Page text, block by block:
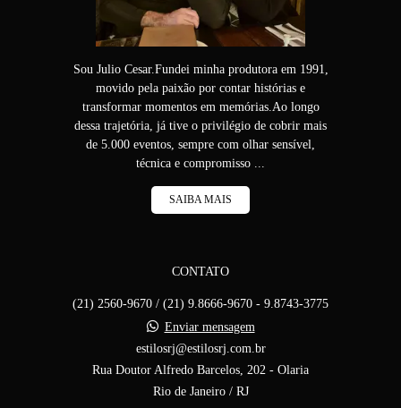
Sou Julio Cesar.Fundei minha produtora em 1991,
movido pela paixão por contar histórias e
transformar momentos em memórias.Ao longo
dessa trajetória, já tive o privilégio de cobrir mais
de 5.000 eventos, sempre com olhar sensível,
técnica e compromisso ...
SAIBA MAIS
CONTATO
(21) 2560-9670 / (21) 9.8666-9670 - 9.8743-3775
Enviar mensagem
estilosrj@estilosrj.com.br
Rua Doutor Alfredo Barcelos, 202 - Olaria
Rio de Janeiro / RJ